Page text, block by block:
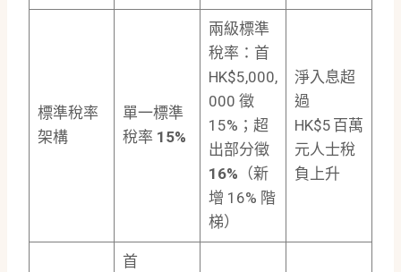
標準稅率
架構
單一標準
稅率 15%
兩級標準
稅率：首
HK$5,000,
000 徵
15%；超
出部分徵
16% （新
增 16% 階
梯）
淨入息超
過
HK$5 百萬
元人士稅
負上升
首